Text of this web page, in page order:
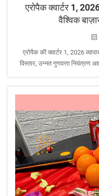
एरोपैक क्वार्टर 1, 2026
वैश्विक
एरोपैक की क्वार्टर 1, 2026
विस्तार, उन्नत गुणवत्ता नियंत्रण